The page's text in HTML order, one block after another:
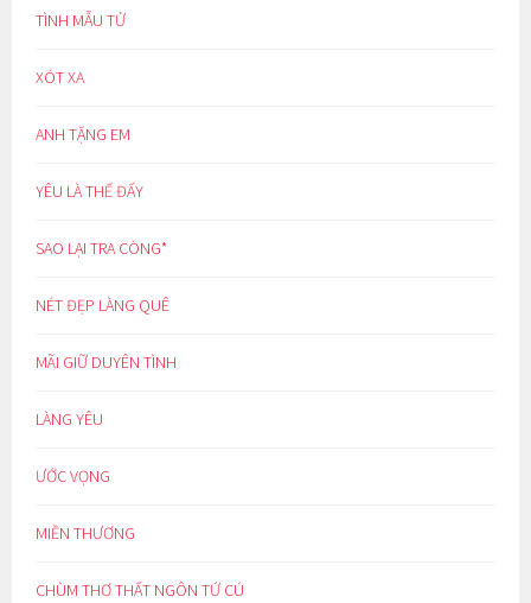
TÌNH MẪU TỬ
XÓT XA
ANH TẶNG EM
YÊU LÀ THẾ ĐẤY
SAO LẠI TRA CÒNG*
NÉT ĐẸP LÀNG QUÊ
MÃI GIỮ DUYÊN TÌNH
LÀNG YÊU
ƯỚC VỌNG
MIỀN THƯƠNG
CHÙM THƠ THẤT NGÔN TỨ CÚ